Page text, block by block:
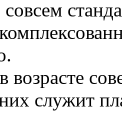
совсем
возрасте
служит